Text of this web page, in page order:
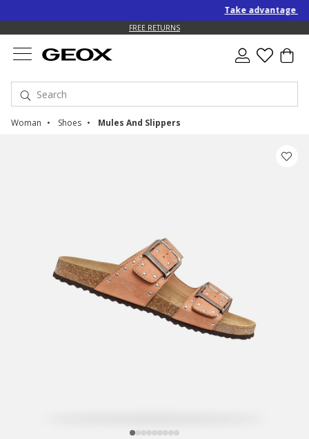
Take advantage of an
FREE RETURNS
Woman Shoes Mules And Slippers